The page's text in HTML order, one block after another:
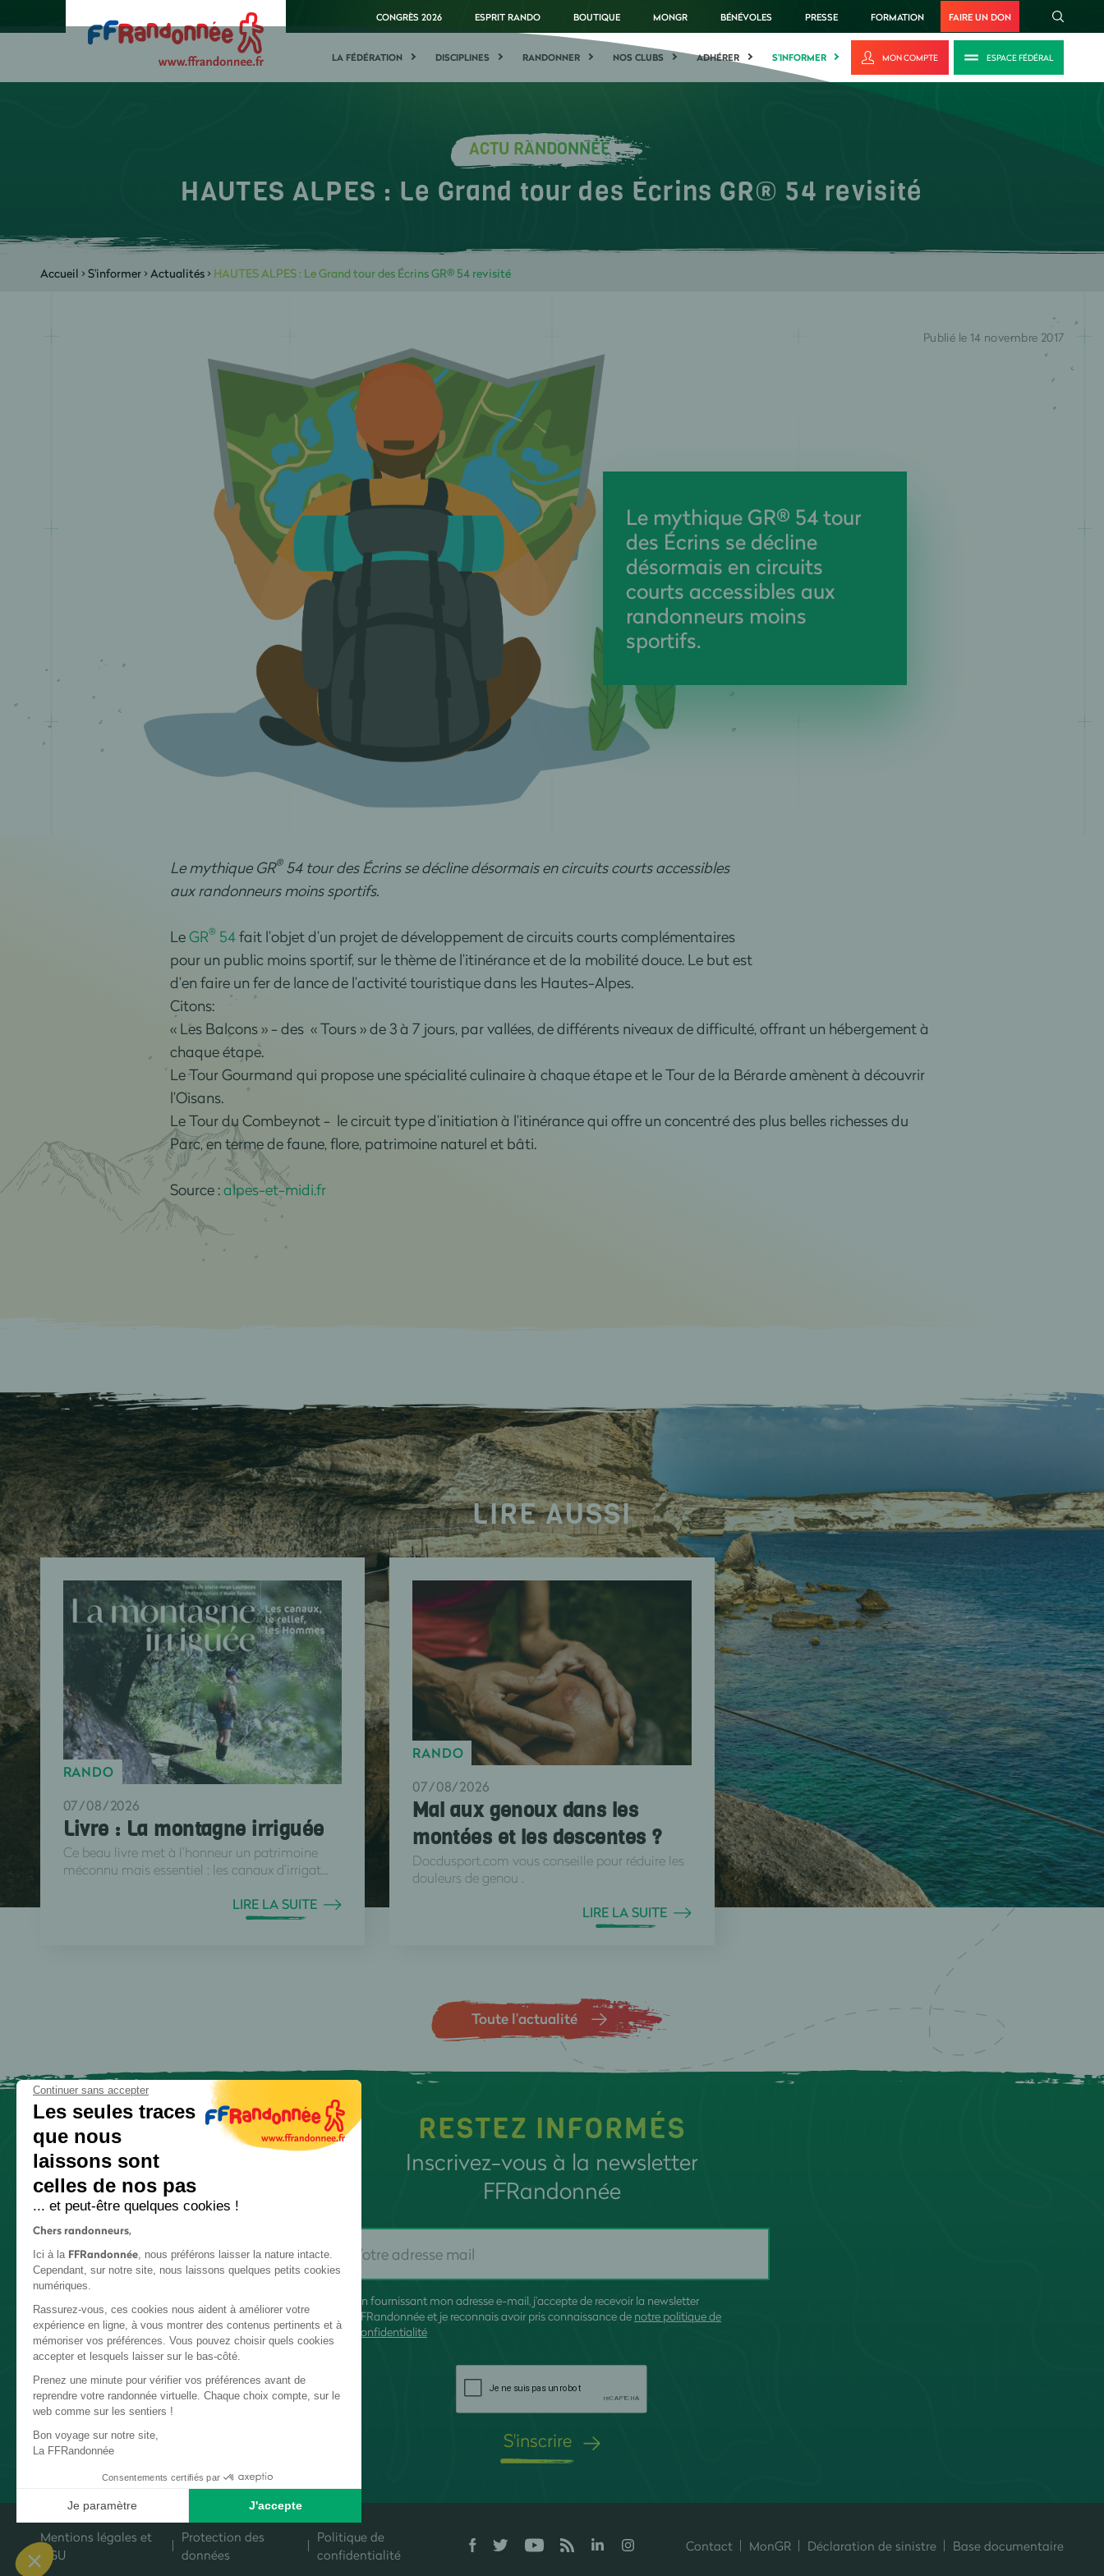
CONGRÈS 2026 ESPRIT RANDO BOUTIQUE MONGR BÉNÉVOLES PRESSE FORMATION FAIRE UN DON
LA FÉDÉRATION DISCIPLINES RANDONNER NOS CLUBS ADHÉRER S'INFORMER MON COMPTE ESPACE FÉDÉRAL
ACTU RANDONNÉE
HAUTES ALPES : Le Grand tour des Écrins GR® 54 revisité
Accueil >S'informer>Actualités> HAUTES ALPES : Le Grand tour des Écrins GR® 54 revisité
Le mythique GR® 54 tour
des Écrins se décline
désormais en circuits
courts accessibles aux
randonneurs moins
sportifs.
Publié le 14 novembre 2017
Le mythique GR®54 tour des Écrins se décline désormais en circuits courts accessibles
aux randonneurs moins sportifs.
LeGR®54fait l’objet d’un projet de développement de circuits courts complémentaires
pour un public moins sportif, sur le thème de l’itinérance et de la mobilité douce. Le but est
d’en faire un fer de lance de l’activité touristique dans les Hautes-Alpes.
Citons:
« Les Balcons » - des « Tours » de 3 à 7 jours, par vallées, de différents niveaux de difficulté, offrant un hébergement à
chaque étape.
Le Tour Gourmand qui propose une spécialité culinaire à chaque étape et le Tour de la Bérarde amènent à découvrir
l’Oisans.
Le Tour du Combeynot - le circuit type d’initiation à l’itinérance qui offre un concentré des plus belles richesses du
Parc, en terme de faune, flore, patrimoine naturel et bâti.
Source :alpes-et-midi.fr
LIRE AUSSI
RANDO
07/08/2026
Livre : La montagne irriguée
Ce beau livre met à l’honneur un patrimoine
méconnu mais essentiel : les canaux d’irrigat...
LIRE LA SUITE
RANDO
07/08/2026
Mal aux genoux dans les
montées et les descentes ?
Docdusport.com vous conseille pour réduire les
douleurs de genou .
LIRE LA SUITE
Toute l’actualité
RESTEZ INFORMÉS
Inscrivez-vous à la newsletter
FFRandonnée
En fournissant mon adresse e-mail, j'accepte de recevoir la newsletter
FFRandonnée et je reconnais avoir pris connaissance de notre politique de
confidentialité
S'inscrire
Mentions légales et
CGU
Protection des
données
Politique de
confidentialité
Contact MonGR Déclaration de sinistre Base documentaire
Continuer sans accepter
Les seules traces
que nous
laissons sont
celles de nos pas
... et peut-être quelques cookies !
Chers randonneurs,
Ici à la FFRandonnée, nous préférons laisser la nature intacte.
Cependant, sur notre site, nous laissons quelques petits cookies
numériques.
Rassurez-vous, ces cookies nous aident à améliorer votre
expérience en ligne, à vous montrer des contenus pertinents et à
mémoriser vos préférences. Vous pouvez choisir quels cookies
accepter et lesquels laisser sur le bas-côté.
Prenez une minute pour vérifier vos préférences avant de
reprendre votre randonnée virtuelle. Chaque choix compte, sur le
web comme sur les sentiers !
Bon voyage sur notre site,
La FFRandonnée
Consentements certifiés par
Je paramètre
J'accepte
Axeptio consent
Plateforme de Gestion du Consentement : Personnalisez vos Options
Notre plateforme vous permet d'adapter et de gérer vos paramètres de confidentialité, en garantissant la conformité avec les réglementations. Personnalisez vos préférences pour contrôler la manière dont vos